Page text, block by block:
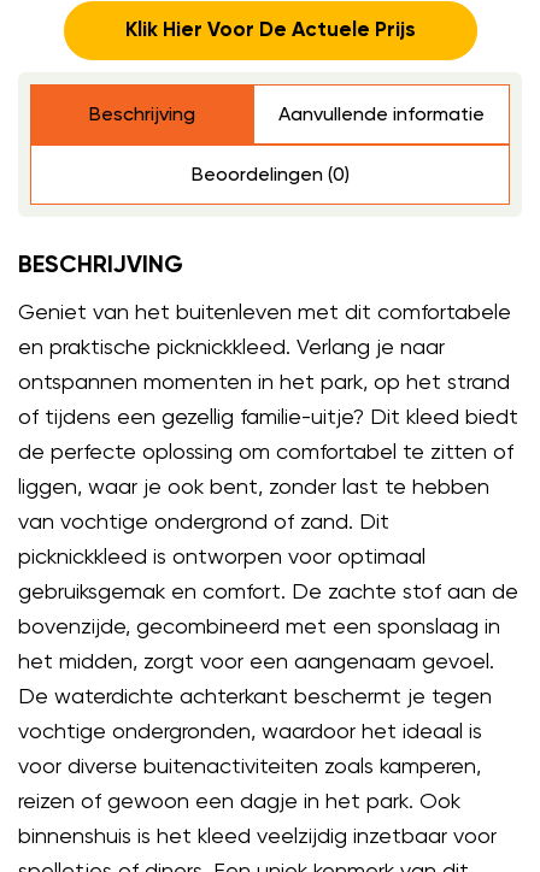
Klik Hier Voor De Actuele Prijs
Beschrijving Aanvullende informatie
Beoordelingen (0)
BESCHRIJVING
Geniet van het buitenleven met dit comfortabele
en praktische picknickkleed. Verlang je naar
ontspannen momenten in het park, op het strand
of tijdens een gezellig familie-uitje? Dit kleed biedt
de perfecte oplossing om comfortabel te zitten of
liggen, waar je ook bent, zonder last te hebben
van vochtige ondergrond of zand. Dit
picknickkleed is ontworpen voor optimaal
gebruiksgemak en comfort. De zachte stof aan de
bovenzijde, gecombineerd met een sponslaag in
het midden, zorgt voor een aangenaam gevoel.
De waterdichte achterkant beschermt je tegen
vochtige ondergronden, waardoor het ideaal is
voor diverse buitenactiviteiten zoals kamperen,
reizen of gewoon een dagje in het park. Ook
binnenshuis is het kleed veelzijdig inzetbaar voor